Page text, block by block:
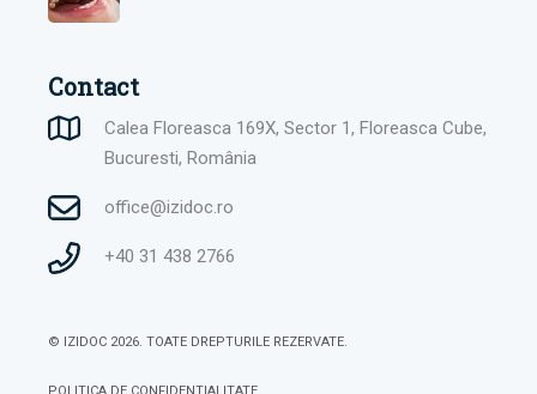
Contact
Calea Floreasca 169X, Sector 1, Floreasca Cube,
Bucuresti, România
office@izidoc.ro
+40 31 438 2766
© IZIDOC 2026. TOATE DREPTURILE REZERVATE.
POLITICA DE CONFIDENTIALITATE